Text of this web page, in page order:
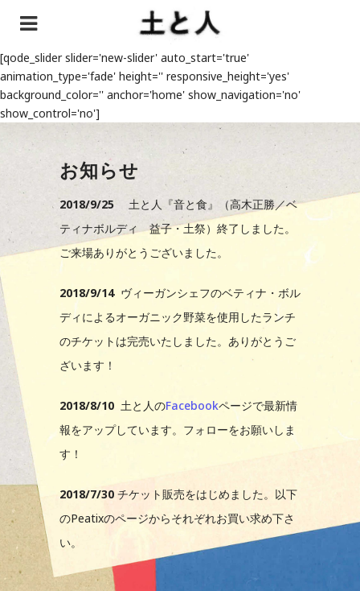
[qode_slider slider='new-slider' auto_start='true'
animation_type='fade' height='' responsive_height='yes'
background_color='' anchor='home' show_navigation='no'
show_control='no']
お知らせ
2018/9/25 土と人『音と食』（高木正勝／ベ
ティナボルディ 益子・土祭）終了しました。
ご来場ありがとうございました。
2018/9/14 ヴィーガンシェフのベティナ・ボル
ディによるオーガニック野菜を使用したランチ
のチケットは完売いたしました。ありがとうご
ざいます！
2018/8/10 土と人のFacebookページで最新情
報をアップしています。フォローをお願いしま
す！
2018/7/30 チケット販売をはじめました。以下
のPeatixのページからそれぞれお買い求め下さ
い。